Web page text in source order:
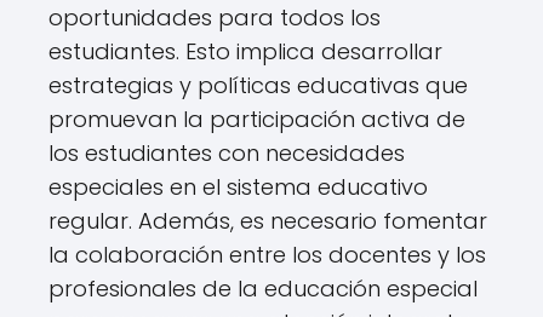
oportunidades para todos los
estudiantes. Esto implica desarrollar
estrategias y políticas educativas que
promuevan la participación activa de
los estudiantes con necesidades
especiales en el sistema educativo
regular. Además, es necesario fomentar
la colaboración entre los docentes y los
profesionales de la educación especial